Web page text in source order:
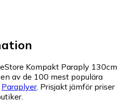
Kompakt Paraply 130cm
av de 100 mest populära
Paraplyer. Prisjakt jämför priser